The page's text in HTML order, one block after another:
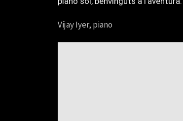
Vijay Iyer, piano